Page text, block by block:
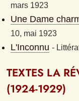
mars 1923
Une Dame
10, mai 1923
L'Inconnu -
TEXTES LA
(1924-1929)